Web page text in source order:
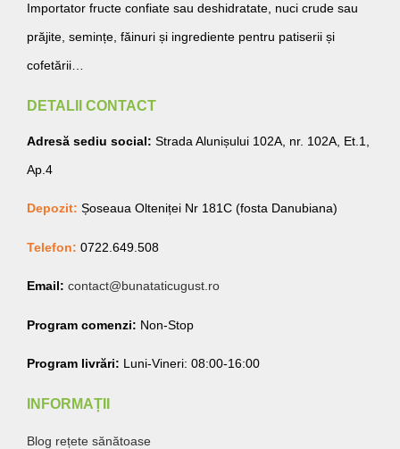
Importator fructe confiate sau deshidratate, nuci crude sau
prăjite, semințe, făinuri și ingrediente pentru patiserii și
cofetării…
DETALII CONTACT
Adresă sediu social: Strada Alunișului 102A, nr. 102A, Et.1,
Ap.4
Depozit: Șoseaua Olteniței Nr 181C (fosta Danubiana)
Telefon: 0722.649.508
Email: contact@bunataticugust.ro
Program comenzi: Non-Stop
Program livrări: Luni-Vineri: 08:00-16:00
INFORMAȚII
Blog rețete sănătoase